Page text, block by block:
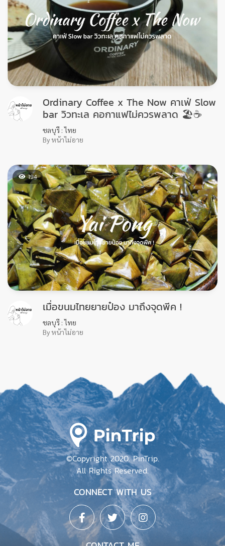
บทความอื่นๆ
OTHER BLOG
ร้านครัวป้าติ๋ม เป็นร้านอาหารแนวบ้านๆ ริม
ทาง ที่รสชาติไม่ธรรมดา
ชลบุรี : ไทย
By หน้าไม่อาย
Ordinary Coffee x The Now คาเฟ่ Slow
bar วิวทะเล คอกาแฟไม่ควรพลาด 🏖☕
ชลบุรี : ไทย
By หน้าไม่อาย